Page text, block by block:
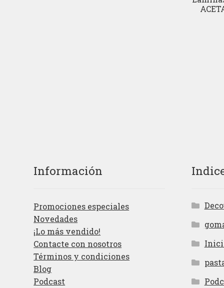
Información
Promociones especiales
Novedades
¡Lo más vendido!
Contacte con nosotros
Términos y condiciones
Blog
Podcast